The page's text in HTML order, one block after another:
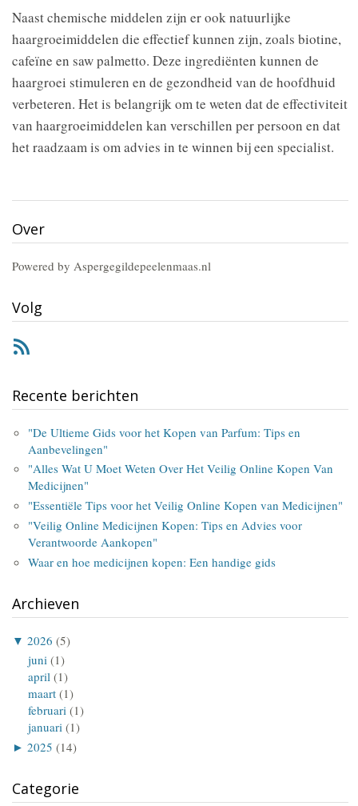
Naast chemische middelen zijn er ook natuurlijke
haargroeimiddelen die effectief kunnen zijn, zoals biotine,
cafeïne en saw palmetto. Deze ingrediënten kunnen de
haargroei stimuleren en de gezondheid van de hoofdhuid
verbeteren. Het is belangrijk om te weten dat de effectiviteit
van haargroeimiddelen kan verschillen per persoon en dat
het raadzaam is om advies in te winnen bij een specialist.
Over
Powered by Aspergegildepeelenmaas.nl
Volg
Recente berichten
"De Ultieme Gids voor het Kopen van Parfum: Tips en
Aanbevelingen"
"Alles Wat U Moet Weten Over Het Veilig Online Kopen Van
Medicijnen"
"Essentiële Tips voor het Veilig Online Kopen van Medicijnen"
"Veilig Online Medicijnen Kopen: Tips en Advies voor
Verantwoorde Aankopen"
Waar en hoe medicijnen kopen: Een handige gids
Archieven
▼ 2026 (5)
juni (1)
april (1)
maart (1)
februari (1)
januari (1)
► 2025 (14)
Categorie